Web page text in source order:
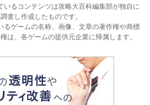
いるコンテンツは攻略大百科編集部が独自に
調査し作成したものです。
るゲームの名称、画像、文章の著作権や商標
は、各ゲームの提供元企業に帰属します。